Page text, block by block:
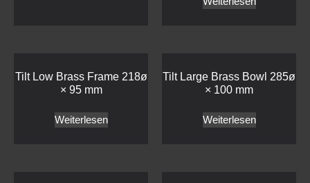
Tilt Low Brass Frame 218ø
× 95 mm
Weiterlesen
Tilt Large Brass Bowl 285ø
× 100 mm
Weiterlesen